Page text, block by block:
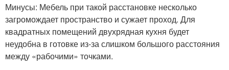
Минусы: Мебель при такой расстановке несколько
загромождает пространство и сужает проход. Для
квадратных помещений двухрядная кухня будет
неудобна в готовке из-за слишком большого расстояния
между «рабочими» точками.